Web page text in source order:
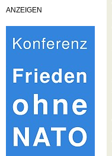
ANZEIGEN